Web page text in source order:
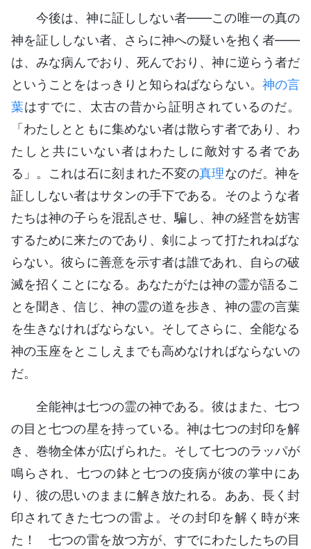
今後は、神に証ししない者――この唯一の真の
神を証ししない者、さらに神への疑いを抱く者――
は、みな病んでおり、死んでおり、神に逆らう者だ
ということをはっきりと知らねばならない。 神の言
葉はすでに、太古の昔から証明されているのだ。
「わたしとともに集めない者は散らす者であり、わ
たしと共にいない者はわたしに敵対する者であ
る」。これは石に刻まれた不変の真理なのだ。神を
証ししない者はサタンの手下である。そのような者
たちは神の子らを混乱させ、騙し、神の経営を妨害
するために来たのであり、剣によって打たれねばな
らない。彼らに善意を示す者は誰であれ、自らの破
滅を招くことになる。あなたがたは神の霊が語るこ
とを聞き、信じ、神の霊の道を歩き、神の霊の言葉
を生きなければならない。そしてさらに、全能なる
神の玉座をとこしえまでも高めなければならないの
だ。
全能神は七つの霊の神である。彼はまた、七つ
の目と七つの星を持っている。神は七つの封印を解
き、巻物全体が広げられた。そして七つのラッパが
鳴らされ、七つの鉢と七つの疫病が彼の掌中にあ
り、彼の思いのままに解き放たれる。ああ、長く封
印されてきた七つの雷よ。その封印を解く時が来
た！ 七つの雷を放つ方が、すでにわたしたちの目